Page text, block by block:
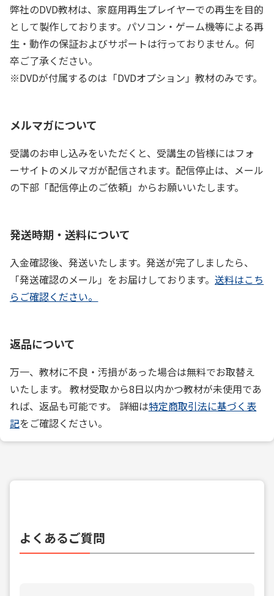
弊社のDVD教材は、家庭用再生プレイヤーでの再生を目的
として製作しております。パソコン・ゲーム機等による再
生・動作の保証およびサポートは行っておりません。何
卒ご了承ください。
※DVDが付属するのは「DVDオプション」教材のみです。
メルマガについて
受講のお申し込みをいただくと、受講生の皆様にはフォ
ーサイトのメルマガが配信されます。配信停止は、メール
の下部「配信停止のご依頼」からお願いいたします。
発送時期・送料について
入金確認後、発送いたします。発送が完了しましたら、
「発送確認のメール」をお届けしております。送料はこち
らご確認ください。
返品について
万一、教材に不良・汚損があった場合は無料でお取替え
いたします。 教材受取から8日以内かつ教材が未使用であ
れば、返品も可能です。 詳細は特定商取引法に基づく表
記をご確認ください。
よくあるご質問